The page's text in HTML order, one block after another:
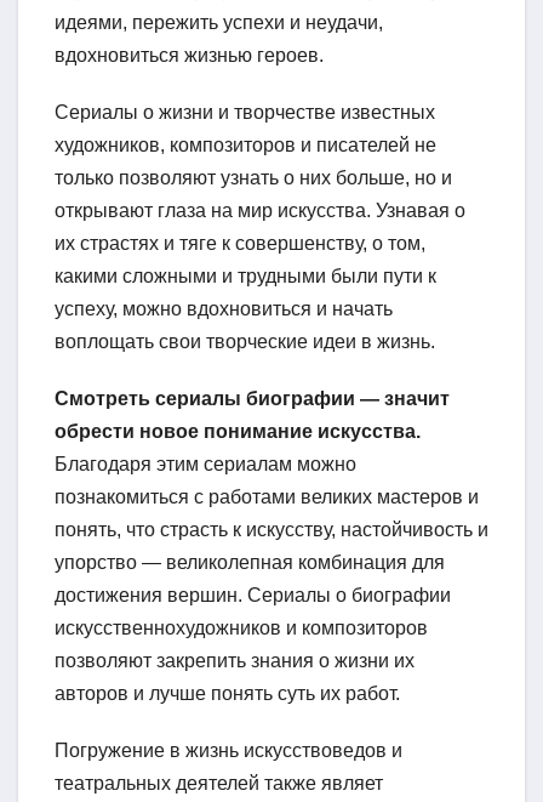
идеями, пережить успехи и неудачи,
вдохновиться жизнью героев.
Сериалы о жизни и творчестве известных
художников, композиторов и писателей не
только позволяют узнать о них больше, но и
открывают глаза на мир искусства. Узнавая о
их страстях и тяге к совершенству, о том,
какими сложными и трудными были пути к
успеху, можно вдохновиться и начать
воплощать свои творческие идеи в жизнь.
Смотреть сериалы биографии — значит
обрести новое понимание искусства.
Благодаря этим сериалам можно
познакомиться с работами великих мастеров и
понять, что страсть к искусству, настойчивость и
упорство — великолепная комбинация для
достижения вершин. Сериалы о биографии
искусственнохудожников и композиторов
позволяют закрепить знания о жизни их
авторов и лучше понять суть их работ.
Погружение в жизнь искусствоведов и
театральных деятелей также являет